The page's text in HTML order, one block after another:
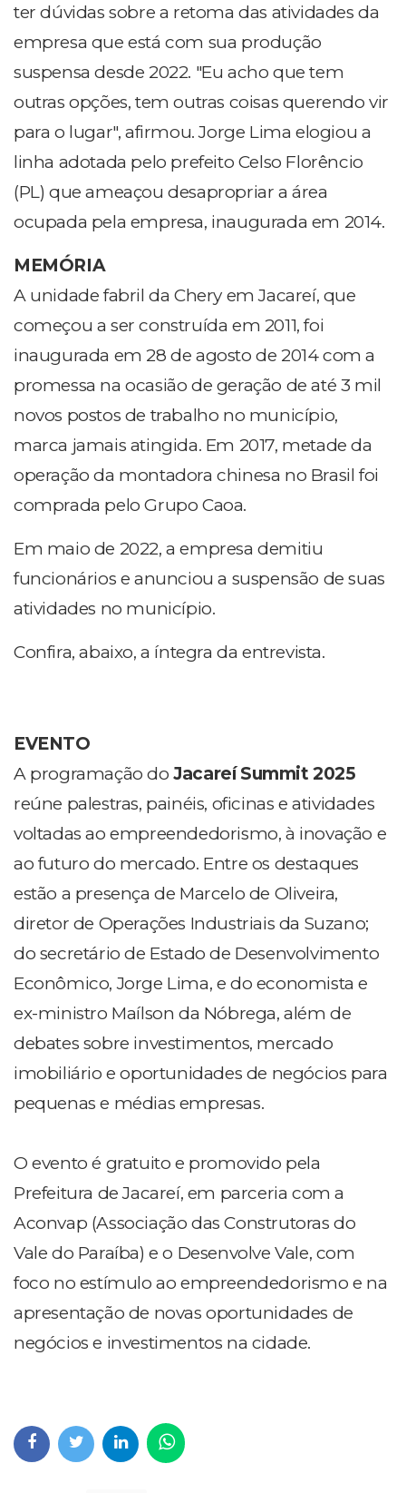
ter dúvidas sobre a retoma das atividades da
empresa que está com sua produção
suspensa desde 2022. "Eu acho que tem
outras opções, tem outras coisas querendo vir
para o lugar", afirmou. Jorge Lima elogiou a
linha adotada pelo prefeito Celso Florêncio
(PL) que ameaçou desapropriar a área
ocupada pela empresa, inaugurada em 2014.
MEMÓRIA
A unidade fabril da Chery em Jacareí, que
começou a ser construída em 2011, foi
inaugurada em 28 de agosto de 2014 com a
promessa na ocasião de geração de até 3 mil
novos postos de trabalho no município,
marca jamais atingida. Em 2017, metade da
operação da montadora chinesa no Brasil foi
comprada pelo Grupo Caoa.
Em maio de 2022, a empresa demitiu
funcionários e anunciou a suspensão de suas
atividades no município.
Confira, abaixo, a íntegra da entrevista.
EVENTO
A programação doJacareí Summit 2025
reúne palestras, painéis, oficinas e atividades
voltadas ao empreendedorismo, à inovação e
ao futuro do mercado. Entre os destaques
estão a presença de Marcelo de Oliveira,
diretor de Operações Industriais da Suzano;
do secretário de Estado de Desenvolvimento
Econômico, Jorge Lima, e do economista e
ex-ministro Maílson da Nóbrega, além de
debates sobre investimentos, mercado
imobiliário e oportunidades de negócios para
pequenas e médias empresas.
O evento é gratuito e promovido pela
Prefeitura de Jacareí, em parceria com a
Aconvap (Associação das Construtoras do
Vale do Paraíba) e o Desenvolve Vale, com
foco no estímulo ao empreendedorismo e na
apresentação de novas oportunidades de
negócios e investimentos na cidade.